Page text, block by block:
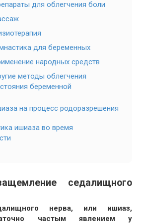
для облегчения боли
для беременных
народных средств
методы облегчения
беременной
на процесс родоразрешения
ишиаза во время
седалищного
нерва, или ишиаз,
частым явлением у